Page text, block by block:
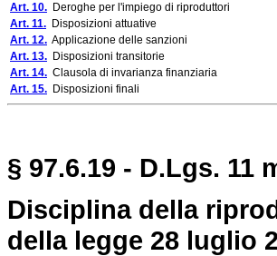
Art. 10. Deroghe per l'impiego di riproduttori
Art. 11. Disposizioni attuative
Art. 12. Applicazione delle sanzioni
Art. 13. Disposizioni transitorie
Art. 14. Clausola di invarianza finanziaria
Art. 15. Disposizioni finali
§ 97.6.19 - D.Lgs. 11
Disciplina della
della legge 28 luglio